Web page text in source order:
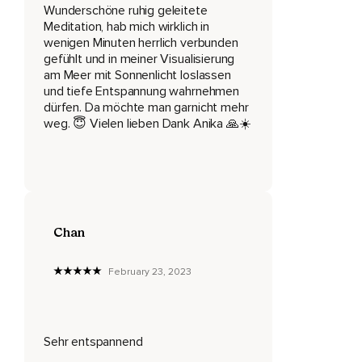
Das Sonnenlicht steigt langsam höher.
Es füllt deine Unterschenkel.
Es wandert höher und füllt deine Oberschenkel.
Die Wärme des Lichts tut deinen Beinen unglaublich gut,
Es erfüllt deinen Bauchraum und unteren Rücken.
Überall,
Wunderschöne ruhig geleitete
Meditation, hab mich wirklich in
wenigen Minuten herrlich verbunden
gefühlt und in meiner Visualisierung
am Meer mit Sonnenlicht loslassen
und tiefe Entspannung wahrnehmen
dürfen. Da möchte man garnicht mehr
weg. 😇 Vielen lieben Dank Anika 🙏☀️
Chan
February 23, 2023
Sehr entspannend